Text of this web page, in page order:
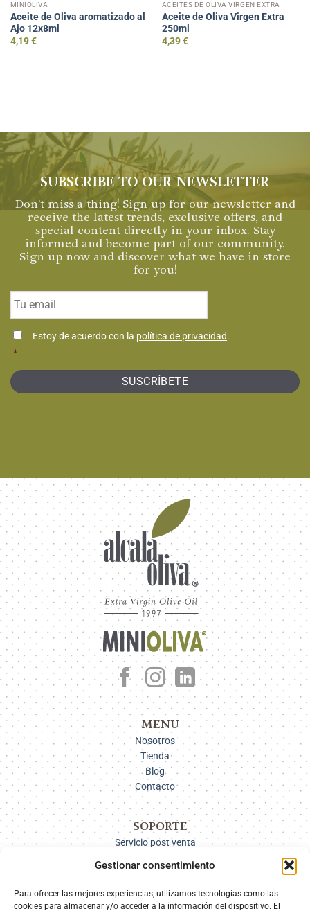
Gestionar consentimiento
Para ofrecer las mejores experiencias, utilizamos tecnologías como las
cookies para almacenar y/o acceder a la información del dispositivo. El
MINIOLIVA
Aceite de Oliva aromatizado al
Ajo 12x8ml
4,19€
ACEITES DE OLIVA VIRGEN EXTRA
Aceite de Oliva Virgen Extra
250ml
4,39€
SUBSCRIBE TO OUR NEWSLETTER
Don't miss a thing! Sign up for our newsletter and
receive the latest trends, exclusive offers, and
special content directly in your inbox. Stay
informed and become part of our community.
Sign up now and discover what we have in store
for you!
Email
Consentimiento
Estoy de acuerdo con la política de privacidad.
*
MENU
Nosotros
Tienda
Blog
Contacto
SOPORTE
Servicio post venta
Devoluciones